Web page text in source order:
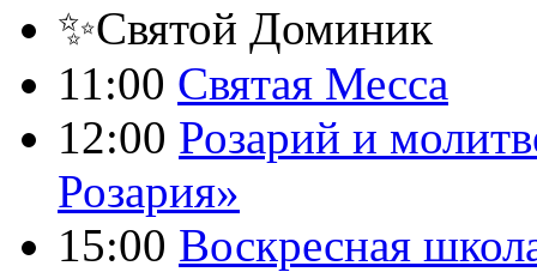
✨Святой Доминик
11:00 Святая Месса
12:00 Розарий и
Розария»
15:00 Воскресная